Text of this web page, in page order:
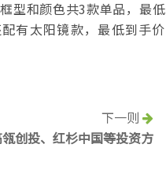
型和颜色共3款单品，最低
有太阳镜款，最低到手价
下一则
创投、红杉中国等投资方